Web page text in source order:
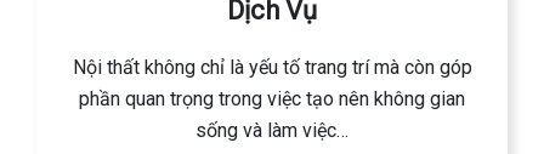
Dịch Vụ
Nội thất không chỉ là yếu tố trang trí mà còn góp
phần quan trọng trong việc tạo nên không gian
sống và làm việc…